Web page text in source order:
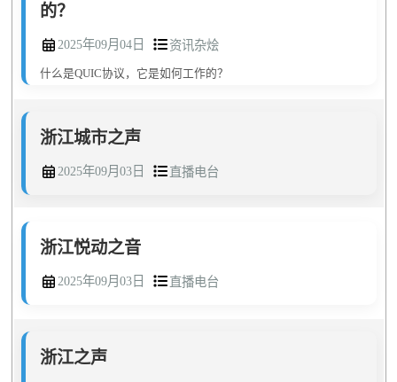
的？
2025年09月04日 资讯杂烩
什么是QUIC协议，它是如何工作的？
浙江城市之声
2025年09月03日 直播电台
浙江悦动之音
2025年09月03日 直播电台
浙江之声